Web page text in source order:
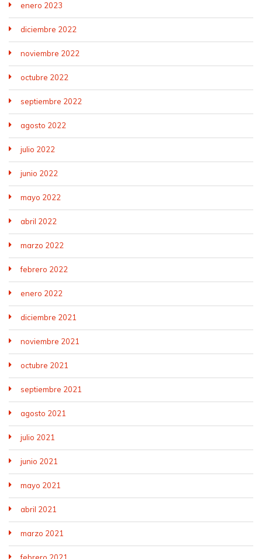
enero 2023
diciembre 2022
noviembre 2022
octubre 2022
septiembre 2022
agosto 2022
julio 2022
junio 2022
mayo 2022
abril 2022
marzo 2022
febrero 2022
enero 2022
diciembre 2021
noviembre 2021
octubre 2021
septiembre 2021
agosto 2021
julio 2021
junio 2021
mayo 2021
abril 2021
marzo 2021